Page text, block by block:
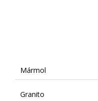
Mármol
Granito